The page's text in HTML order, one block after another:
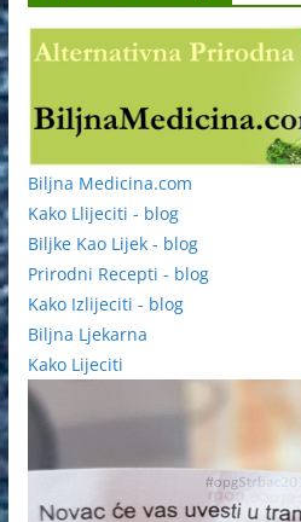
Biljna Medicina.com
Kako Llijeciti - blog
Biljke Kao Lijek - blog
Prirodni Recepti - blog
Kako Izlijeciti - blog
Biljna Ljekarna
Kako Lijeciti